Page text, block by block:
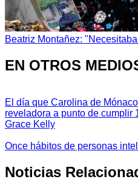
Beatriz Montañez:
EN OTROS
El día que Carolina de
reveladora a punto de cumplir
Grace Kelly
Once hábitos de personas
Noticias